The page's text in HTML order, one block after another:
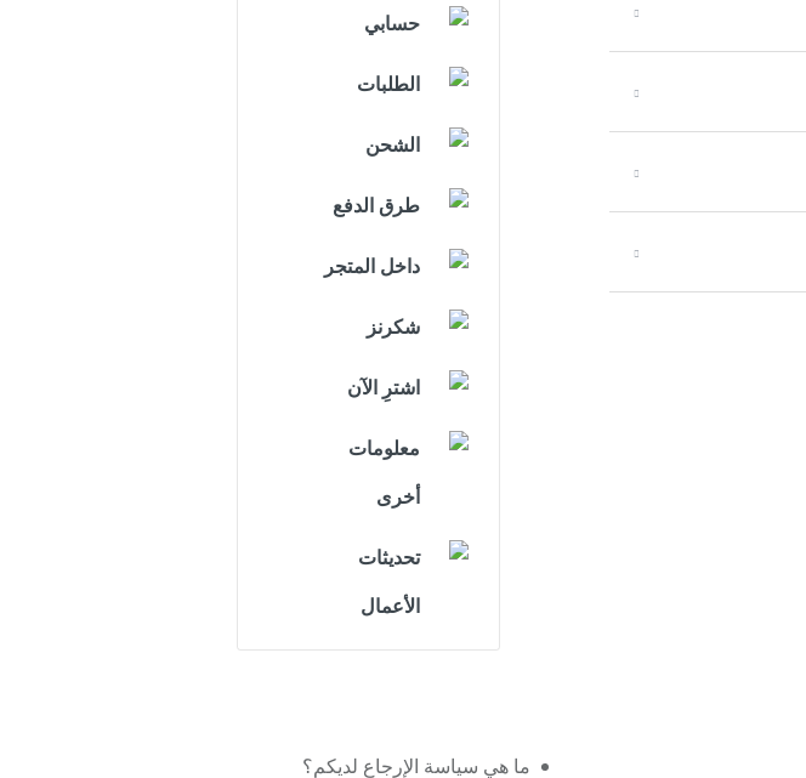
حسابي
الطلبات
الشحن
طرق الدفع
داخل المتجر
شكرنز
اشترِ الآن
معلومات
أخرى
تحديثات
الأعمال
ما هي سياسة الإرجاع لديكم؟